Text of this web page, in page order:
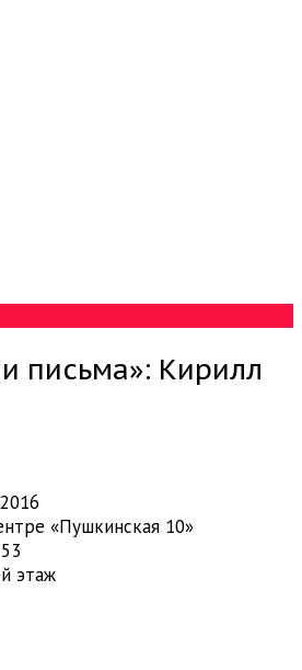
письма»: Кирилл
«Пушкинская 10»
этаж